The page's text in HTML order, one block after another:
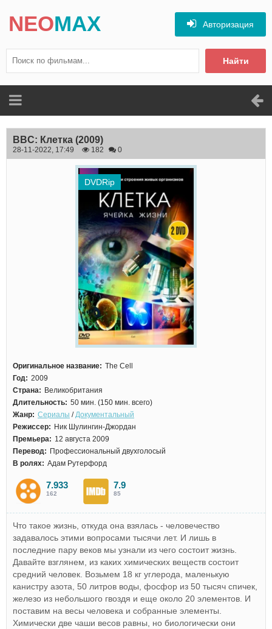
NEOMAX
Найти
Авторизация
BBC: Клетка (2009)
28-11-2022, 17:49 182 0
DVDRip
Оригинальное название: The Cell
Год: 2009
Страна: Великобритания
Длительность: 50 мин. (150 мин. всего)
Жанр: Сериалы /Документальный
Режиссер: Ник Шулингин-Джордан
Премьера: 12 августа 2009
Перевод: Профессиональный двухголосый
В ролях: Адам Рутерфорд
7.933
162
7.9
85
Что такое жизнь, откуда она взялась - человечество
задавалось этими вопросами тысячи лет. И лишь в
последние пару веков мы узнали из чего состоит жизнь.
Давайте взглянем, из каких химических веществ состоит
средний человек. Возьмем 18 кг углерода, маленькую
канистру азота, 50 литров воды, фосфор из 50 тысяч спичек,
железо из небольшого гвоздя и еще около 20 элементов. И
поставим на весы человека и собранные элементы.
Химически две чаши весов равны, но биологически они